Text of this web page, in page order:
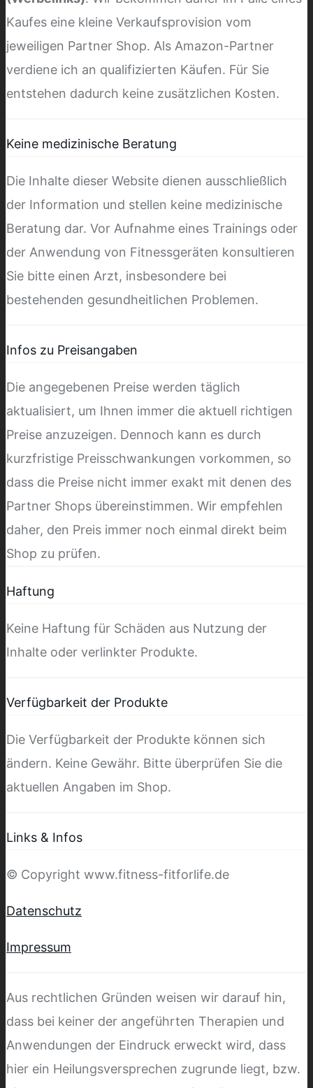
Kaufes eine kleine Verkaufsprovision vom
jeweiligen Partner Shop. Als Amazon-Partner
verdiene ich an qualifizierten Käufen. Für Sie
entstehen dadurch keine zusätzlichen Kosten.
Keine medizinische Beratung
Die Inhalte dieser Website dienen ausschließlich
der Information und stellen keine medizinische
Beratung dar. Vor Aufnahme eines Trainings oder
der Anwendung von Fitnessgeräten konsultieren
Sie bitte einen Arzt, insbesondere bei
bestehenden gesundheitlichen Problemen.
Infos zu Preisangaben
Die angegebenen Preise werden täglich
aktualisiert, um Ihnen immer die aktuell richtigen
Preise anzuzeigen. Dennoch kann es durch
kurzfristige Preisschwankungen vorkommen, so
dass die Preise nicht immer exakt mit denen des
Partner Shops übereinstimmen. Wir empfehlen
daher, den Preis immer noch einmal direkt beim
Shop zu prüfen.
Haftung
Keine Haftung für Schäden aus Nutzung der
Inhalte oder verlinkter Produkte.
Verfügbarkeit der Produkte
Die Verfügbarkeit der Produkte können sich
ändern. Keine Gewähr. Bitte überprüfen Sie die
aktuellen Angaben im Shop.
Links & Infos
© Copyright www.fitness-fitforlife.de
Datenschutz
Impressum
Aus rechtlichen Gründen weisen wir darauf hin,
dass bei keiner der angeführten Therapien und
Anwendungen der Eindruck erweckt wird, dass
hier ein Heilungsversprechen zugrunde liegt, bzw.